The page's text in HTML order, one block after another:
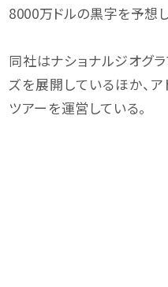
8000万ドルの黒字を予想し
同社はナショナルジオグ
ズを展開しているほか、
ツアーを運営している。